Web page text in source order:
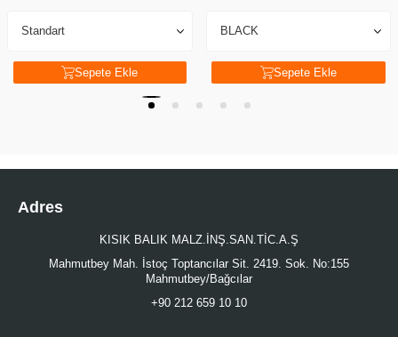
Sepete Ekle Sepete Ekle
Adres
KISIK BALIK MALZ.İNŞ.SAN.TİC.A.Ş
Mahmutbey Mah. İstoç Toptancılar Sit. 2419. Sok. No:155
Mahmutbey/Bağcılar
+90 212 659 10 10